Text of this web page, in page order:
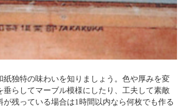
独特の味わいを知りましょう。色や厚みを変
垂らしてマーブル模様にしたり、工夫して素敵
が残っている場合は1時間以内なら何枚でも作る